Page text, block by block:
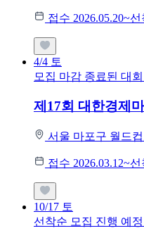
접수 2026.05.20~
4/4 토
모집 마감 종료된 대회
제17회 대한경제
서울 마포구 월드컵
접수 2026.03.12~
10/17 토
선착순 모집 진행 예정